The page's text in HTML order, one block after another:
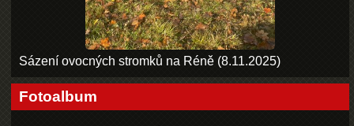
Sázení ovocných stromků na Réně (8.11.2025)
Fotoalbum